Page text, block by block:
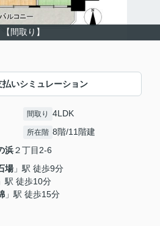
【間取り】
払いシミュレーション
間取り 4LDK
所在階 8階/11階建
浜２丁目2-6
場」駅 徒歩9分
」駅 徒歩10分
」駅 徒歩15分